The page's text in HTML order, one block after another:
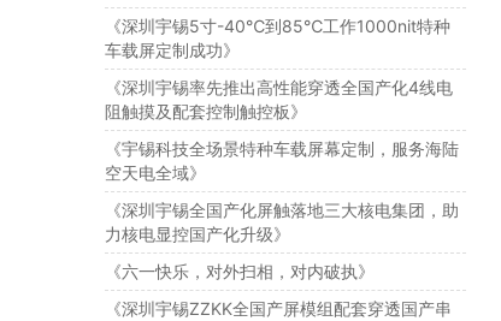
《深圳宇锡5寸-40℃到85℃工作1000nit特种
车载屏定制成功》
《深圳宇锡率先推出高性能穿透全国产化4线电
阻触摸及配套控制触控板》
《宇锡科技全场景特种车载屏幕定制，服务海陆
空天电全域》
《深圳宇锡全国产化屏触落地三大核电集团，助
力核电显控国产化升级》
《六一快乐，对外扫相，对内破执》
《深圳宇锡ZZKK全国产屏模组配套穿透国产串